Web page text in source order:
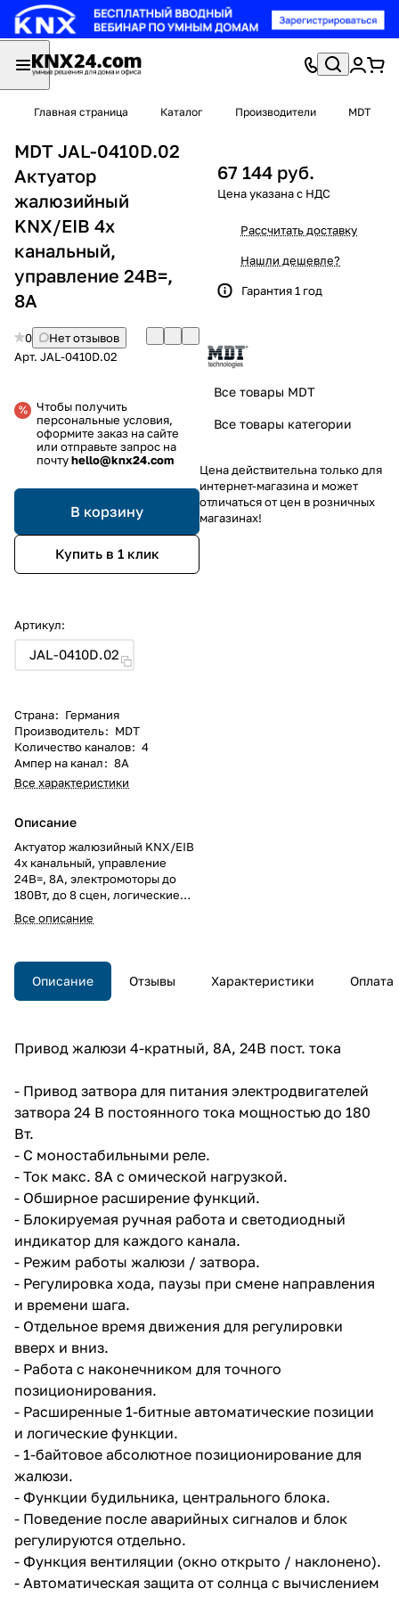
Главная страница Каталог Производители MDT
MDT JAL-0410D.02
Актуатор
жалюзийный
KNX/EIB 4x
канальный,
управление 24В=,
8А
0
Нет отзывов
Арт. JAL-0410D.02
Чтобы получить
персональные условия,
оформите заказ на сайте
или отправьте запрос на
почтуhello@knx24.com
В корзину
Купить в 1 клик
Артикул:
JAL-0410D.02
Страна: Германия
Производитель: MDT
Количество каналов: 4
Ампер на канал: 8A
Все характеристики
Описание
Актуатор жалюзийный KNX/EIB
4x канальный, управление
24В=, 8А, электромоторы до
180Вт, до 8 сцен, логические
функции, функции затенения /
вентиляции / тревоги /
управление, LED индикация, на
DIN рейку, 4TE.
Актуатор жалюзийный KNX/EIB
функции, функции затенения /
блокировки, ручное
управление, LED индикация, на
DIN рейку, 4TE.
Все описание
67 144 руб.
Рассчитать доставку
Нашли дешевле?
Гарантия 1 год
Все товары MDT
Все товары категории
Цена действительна только для
интернет-магазина и может
отличаться от цен в розничных
магазинах!
Описание Отзывы Характеристики Оплата
Привод жалюзи 4-кратный, 8А, 24В пост. тока
- Привод затвора для питания электродвигателей
затвора 24 В постоянного тока мощностью до 180
Вт.
- С моностабильными реле.
- Ток макс. 8A с омической нагрузкой.
- Обширное расширение функций.
- Блокируемая ручная работа и светодиодный
индикатор для каждого канала.
- Режим работы жалюзи / затвора.
- Регулировка хода, паузы при смене направления
и времени шага.
- Отдельное время движения для регулировки
вверх и вниз.
- Работа с наконечником для точного
позиционирования.
- Расширенные 1-битные автоматические позиции
и логические функции.
- 1-байтовое абсолютное позиционирование для
жалюзи.
- Функции будильника, центрального блока.
- Поведение после аварийных сигналов и блок
регулируются отдельно.
- Функция вентиляции (окно открыто / наклонено).
- Автоматическая защита от солнца с вычислением